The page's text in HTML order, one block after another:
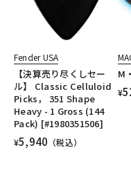
Fender USA
【決算売り尽くしセー
ル】 Classic Celluloid
Picks， 351 Shape
Heavy - 1 Gross (144
Pack) [#1980351506]
¥5,940 （税込）
M
¥